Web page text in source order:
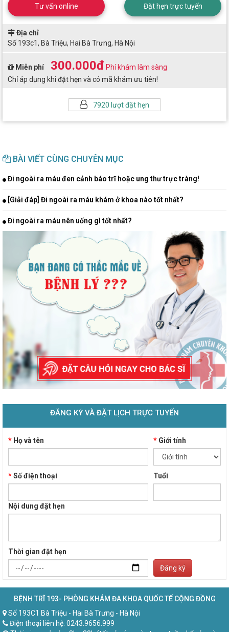
7920 lượt đặt hẹn
Tư vấn online Đặt hẹn trực tuyến
Địa chỉ
Số 193c1, Bà Triệu, Hai Bà Trưng, Hà Nội
Miễn phí 300.000đ Phí khám lâm sàng
Chỉ áp dụng khi đặt hẹn và có mã khám ưu tiên!
BÀI VIẾT CÙNG CHUYÊN MỤC
Đi ngoài ra máu đen cảnh báo trĩ hoặc ung thư trực tràng!
[Giải đáp] Đi ngoài ra máu khám ở khoa nào tốt nhất?
Đi ngoài ra máu nên uống gì tốt nhất?
ĐĂNG KÝ VÀ ĐẶT LỊCH TRỰC TUYẾN
* Họ và tên *Giới tính
*Số điện thoại Tuổi
Nội dung đặt hẹn
Thời gian đặt hẹn
Đăng ký
BỆNH TRĨ 193- PHÒNG KHÁM ĐA KHOA QUỐC TẾ CỘNG ĐỒNG
Số 193C1 Bà Triệu - Hai Bà Trưng - Hà Nội
Điện thoại liên hệ: 0243.9656.999